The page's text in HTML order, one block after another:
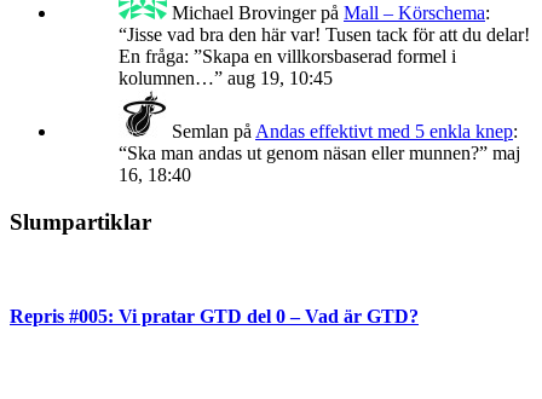
Michael Brovingerpå Mall – Körschema:
“Jisse vad bra den här var! Tusen tack för att du delar!
En fråga: ”Skapa en villkorsbaserad formel i
kolumnen…” aug 19, 10:45
Semlan på Andas effektivt med 5 enkla knep:
“Ska man andas ut genom näsan eller munnen?” maj
16, 18:40
Slumpartiklar
Repris #005: Vi pratar GTD del 0 – Vad är GTD?